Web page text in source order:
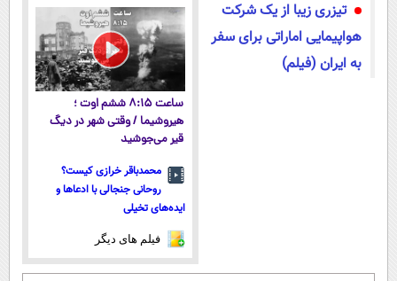
واسطه و
مستقیم
مستقیم
تیزری زیبا از یک شرکت
هواپیمایی اماراتی برای سفر
به ایران (فیلم)
ساعت ۸:۱۵ ششم اوت ؛
هیروشیما / وقتی شهر در دیگ
قیر می‌جوشید
محمدباقر خرازی کیست؟
روحانی جنجالی با ادعاها و
ایده‌های تخیلی
فیلم های دیگر